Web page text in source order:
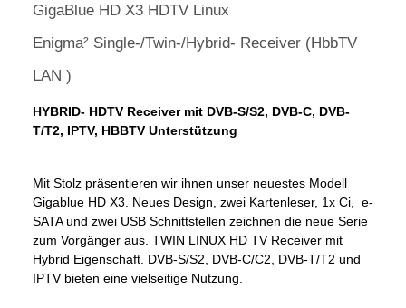
GigaBlue HD X3 HDTV Linux
Enigma² Single-/Twin-/Hybrid- Receiver (HbbTV
LAN )
HYBRID- HDTV Receiver mit DVB-S/S2, DVB-C, DVB-
T/T2, IPTV, HBBTV Unterstützung
Mit Stolz präsentieren wir ihnen unser neuestes Modell
Gigablue HD X3. Neues Design, zwei Kartenleser, 1x Ci, e-
SATA und zwei USB Schnittstellen zeichnen die neue Serie
zum Vorgänger aus. TWIN LINUX HD TV Receiver mit
Hybrid Eigenschaft. DVB-S/S2, DVB-C/C2, DVB-T/T2 und
IPTV bieten eine vielseitige Nutzung.